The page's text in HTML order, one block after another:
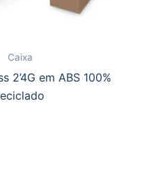
Caixa
2’4G em ABS 100%